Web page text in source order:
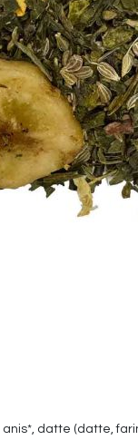
anis*, datte (datte,